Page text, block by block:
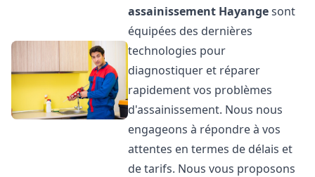
assainissement Hayangesont
équipées des dernières
technologies pour
diagnostiquer et réparer
rapidement vos problèmes
d'assainissement. Nous nous
engageons à répondre à vos
attentes en termes de délais et
de tarifs. Nous vous proposons